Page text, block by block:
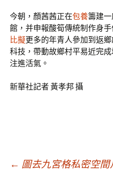
今朝，顏茜茜正在包養籌建
館，并申報酸筍傳統制作身
比擬更多的年青人參加到返
科技，帶動故鄉村平易近完
注進活氣。
新華社記者 黃孝邦 攝
← 圖去九宮格私密空